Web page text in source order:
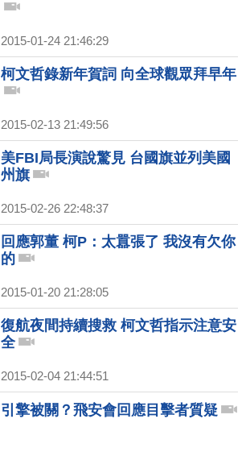
2015-01-24 21:46:29
柯文哲錄新年賀詞 向全球觀眾拜早年
2015-02-13 21:49:56
美FBI局長演說驚見 台國旗並列美國
州旗
2015-02-26 22:48:37
回應郭董 柯P：太囂張了 我沒有欠你
的
2015-01-20 21:28:05
復航夜間持續搜救 柯文哲指示注意安
全
2015-02-04 21:44:51
引擎被關？飛安會回應目擊者質疑